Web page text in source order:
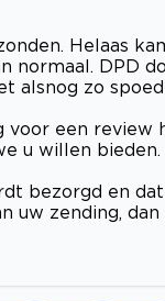
Helaas
normaal. DPD
alsnog zo
voor een
u willen bieden.
bezorgd en
uw zending,